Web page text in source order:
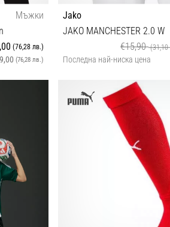
Мъжки
(76,28 лв.)
(76,28 лв.)
Jako
JAKO MANCHESTER 2.0 W
€15,90(31,10
Последна най-ниска цена
L/XL XL XXL